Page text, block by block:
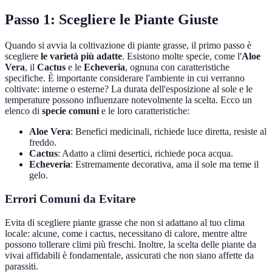
Passo 1: Scegliere le Piante Giuste
Quando si avvia la coltivazione di piante grasse, il primo passo è
scegliere le varietà più adatte. Esistono molte specie, come l'Aloe
Vera, il Cactus e le Echeveria, ognuna con caratteristiche
specifiche. È importante considerare l'ambiente in cui verranno
coltivate: interne o esterne? La durata dell'esposizione al sole e le
temperature possono influenzare notevolmente la scelta. Ecco un
elenco di specie comuni e le loro caratteristiche:
Aloe Vera: Benefici medicinali, richiede luce diretta, resiste al
freddo.
Cactus: Adatto a climi desertici, richiede poca acqua.
Echeveria: Estremamente decorativa, ama il sole ma teme il
gelo.
Errori Comuni da Evitare
Evita di scegliere piante grasse che non si adattano al tuo clima
locale: alcune, come i cactus, necessitano di calore, mentre altre
possono tollerare climi più freschi. Inoltre, la scelta delle piante da
vivai affidabili è fondamentale, assicurati che non siano affette da
parassiti.